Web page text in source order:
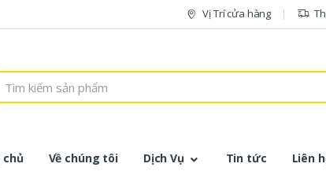
Vị Trí cửa hàng
chủ Về chúng tôi Dịch Vụ Tin tức Liên